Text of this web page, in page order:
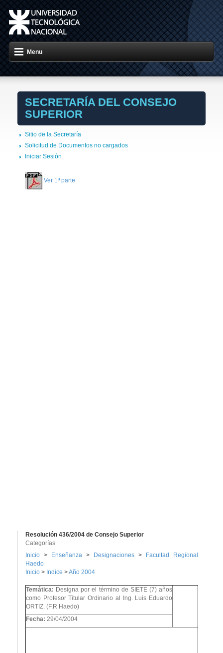
Menu
SECRETARÍA DEL CONSEJO
SUPERIOR
Sitio de la Secretaría
Solicitud de Documentos no cargados
Iniciar Sesión
Ver 1ª parte
Resolución 436/2004 de Consejo Superior
Categorías
Inicio > Enseñanza > Designaciones >
Facultad Regional
Haedo
Inicio > Indice >Año 2004
Temática: Designa por el término de SIETE (7) años
como Profesor Titular Ordinario al Ing. Luis Eduardo
ORTIZ. (F.R Haedo)
Fecha: 29/04/2004